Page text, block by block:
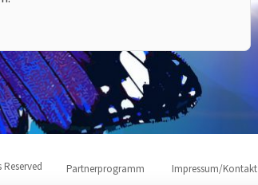
Partnerprogramm Impressum/Kontakt